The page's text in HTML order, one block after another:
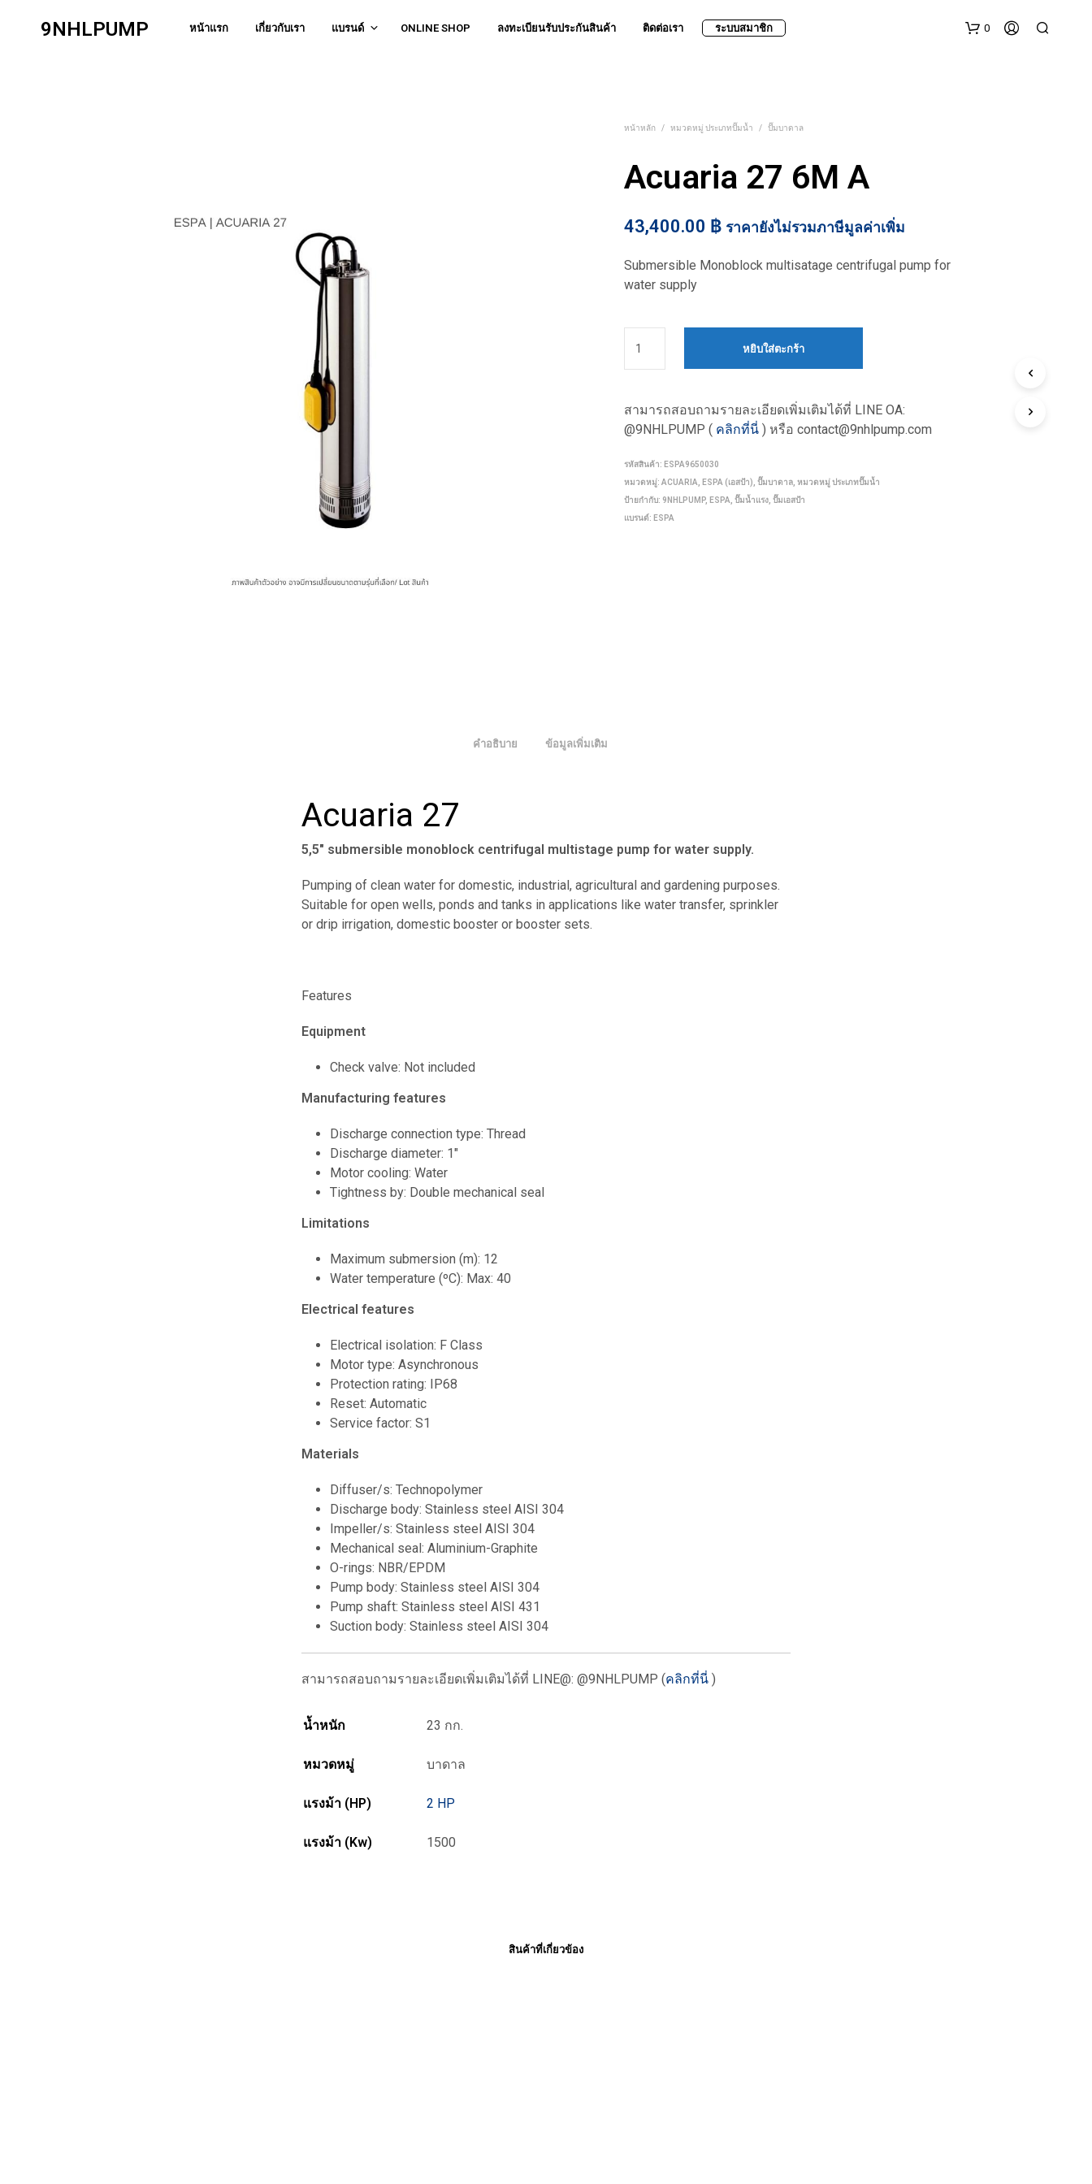
9NHLPUMP หน้าแรก เกี่ยวกับเรา แบรนด์ ONLINE SHOP ลงทะเบียนรับประกันสินค้า ติดต่อเรา ระบบสมาชิก 0
หน้าหลัก / หมวดหมู่ ประเภทปั๊มน้ำ / ปั๊มบาดาล
Acuaria 27 6M A
43,400.00 ฿ ราคายังไม่รวมภาษีมูลค่าเพิ่ม
Submersible Monoblock multisatage centrifugal pump for
water supply
หยิบใส่ตะกร้า
สามารถสอบถามรายละเอียดเพิ่มเติมได้ที่ LINE OA:
@9NHLPUMP ( คลิกที่นี่ ) หรือ contact@9nhlpump.com
รหัสสินค้า: ESPA9650030
หมวดหมู่:ACUARIA ESPA (เอสป้า) ,ปั๊มบาดาล ,หมวดหมู่ ประเภทปั๊มน้ำ
ป้ายกำกับ: 9NHLPUMP, ESPA ,ปั๊มน้ำแรง ,ปั๊มเอสป้า
แบรนด์: ESPA
คำอธิบาย ข้อมูลเพิ่มเติม
Acuaria 27
5,5″ submersible monoblock centrifugal multistage pump for water supply.
Pumping of clean water for domestic, industrial, agricultural and gardening purposes.
Suitable for open wells, ponds and tanks in applications like water transfer, sprinkler
or drip irrigation, domestic booster or booster sets.
Features
Equipment
Check valve: Not included
Manufacturing features
Discharge connection type: Thread
Discharge diameter: 1″
Motor cooling: Water
Tightness by: Double mechanical seal
Limitations
Maximum submersion (m): 12
Water temperature (ºC): Max: 40
Electrical features
Electrical isolation: F Class
Motor type: Asynchronous
Protection rating: IP68
Reset: Automatic
Service factor: S1
Materials
Diffuser/s: Technopolymer
Discharge body: Stainless steel AISI 304
Impeller/s: Stainless steel AISI 304
Mechanical seal: Aluminium-Graphite
O-rings: NBR/EPDM
Pump body: Stainless steel AISI 304
Pump shaft: Stainless steel AISI 431
Suction body: Stainless steel AISI 304
สามารถสอบถามรายละเอียดเพิ่มเติมได้ที่ LINE@: @9NHLPUMP (คลิกที่นี่ )
น้ำหนัก 23 กก.
หมวดหมู่ บาดาล
แรงม้า (HP) 2 HP
แรงม้า (Kw) 1500
สินค้าที่เกี่ยวข้อง